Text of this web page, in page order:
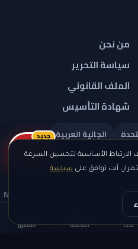
بحث القائمة المظهر
الأساسية لتحسين السرعة
أنت توافق على سياسة
من نحن
سياسة التحرير
الملف القانوني
شهادة التأسيس
الجالية العربية
— جميع الحقوق محفوظة — NEW YORK NEWS
ريلز
جديد